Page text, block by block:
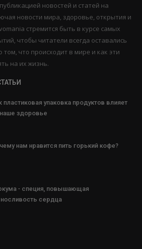
новостей и статей на
новости мира, здоровье, открытия и
стремится быть в курсе самых
чтобы читатели всегда оставались
что происходит в мире и как эти
на их жизнь.
пластиковая упаковка продуктов влияет
здоровье
нам нравится пить горький кофе?
- специя, повышающая
сердца